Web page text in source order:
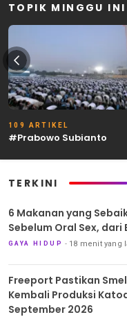
TOPIK MINGGU INI
109 ARTIKEL
#Prabowo Subianto
TERKINI
6 Makanan yang
Sebelum Oral Sex,
GAYA HIDUP 18 menit yang
Freeport Pastikan
Kembali Produksi
September 2026